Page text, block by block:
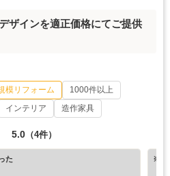
ザインを適正価格にてご提供
模リフォーム
1000件以上
インテリア 造作家具
5.0 （4件）
た
※ホ